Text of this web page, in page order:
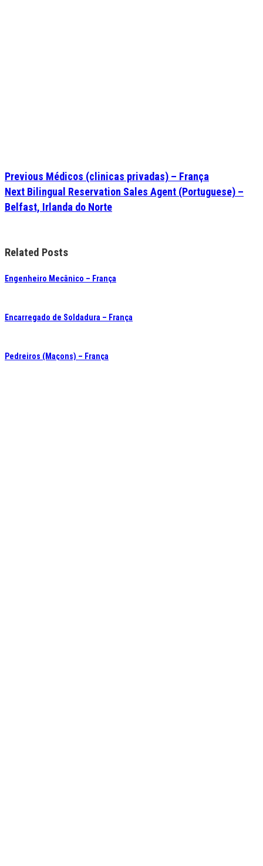
Previous Médicos (clinicas privadas) – França
Next Bilingual Reservation Sales Agent (Portuguese) –
Belfast, Irlanda do Norte
Related Posts
Engenheiro Mecânico – França
Encarregado de Soldadura – França
Pedreiros (Maçons) – França